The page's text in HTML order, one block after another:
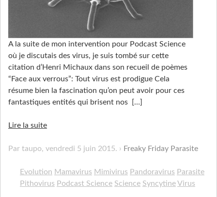
A la suite de mon intervention pour Podcast Science
où je discutais des virus, je suis tombé sur cette
citation d’Henri Michaux dans son recueil de poèmes
“Face aux verrous”: Tout virus est prodigue Cela
résume bien la fascination qu’on peut avoir pour ces
fantastiques entités qui brisent nos
[…]
Lire la suite
Par taupo, vendredi 5 juin 2015. Freaky Friday Parasite
Evolution Mamavirus Mimivirus Pandoravirus Parasite
Pithovirus Podcast Science Science SyncytineVirus